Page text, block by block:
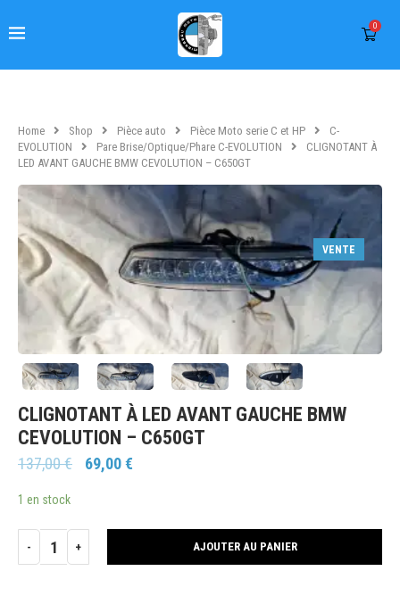
0
Home Shop Pièce auto Pièce Moto serie C et HP
C-
EVOLUTION
Pare Brise/Optique/Phare C-EVOLUTION
CLIGNOTANT À
LED AVANT GAUCHE BMW CEVOLUTION – C650GT
VENTE
CLIGNOTANT À LED AVANT GAUCHE BMW
CEVOLUTION – C650GT
137,00€ 69,00€
1 en stock
AJOUTER AU PANIER